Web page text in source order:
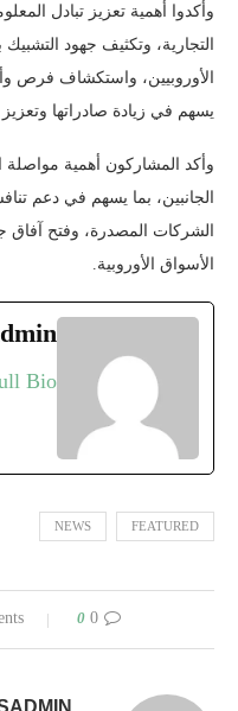
وأكدوا أهمية تعزيز تبادل
التجارية، وتكثيف جهود
الأوروبيين، واستكشاف فرص
يسهم في زيادة صادراتها
وأكد المشاركون أهمية مواصلة
الجانبين، بما يسهم في دعم
الشركات المصدرة، وفتح آفاق
الأسواق الأوروبية.
Bio
FEATURED
NEWS
0 comments
0